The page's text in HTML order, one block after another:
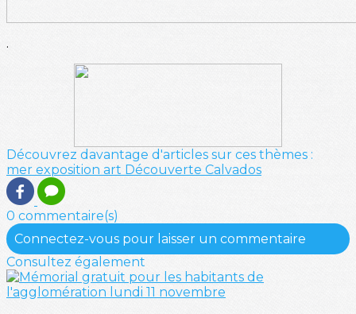
.
Découvrez davantage d'articles sur ces thèmes :
mer exposition art Découverte Calvados
0 commentaire(s)
Connectez-vous pour laisser un commentaire
Consultez également